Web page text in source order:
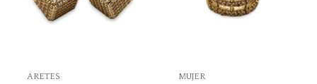
ARETES MUJER